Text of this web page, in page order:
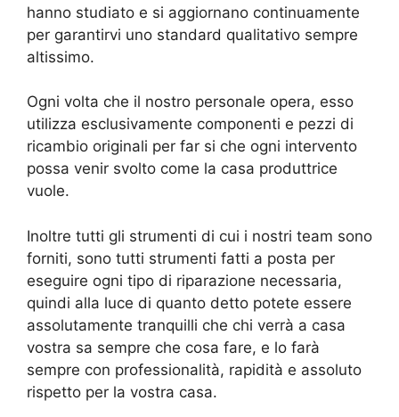
hanno studiato e si aggiornano continuamente
per garantirvi uno standard qualitativo sempre
altissimo.
Ogni volta che il nostro personale opera, esso
utilizza esclusivamente componenti e pezzi di
ricambio originali per far si che ogni intervento
possa venir svolto come la casa produttrice
vuole.
Inoltre tutti gli strumenti di cui i nostri team sono
forniti, sono tutti strumenti fatti a posta per
eseguire ogni tipo di riparazione necessaria,
quindi alla luce di quanto detto potete essere
assolutamente tranquilli che chi verrà a casa
vostra sa sempre che cosa fare, e lo farà
sempre con professionalità, rapidità e assoluto
rispetto per la vostra casa.